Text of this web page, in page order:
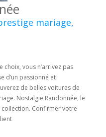
mariage,
choix, vous n’arrivez pas
d’un passionné et
de belles voitures de
Nostalgie Randonnée, le
Confirmer votre